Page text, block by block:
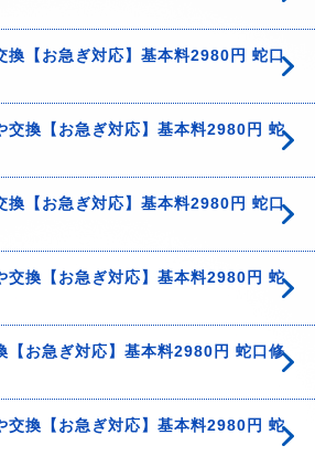
換【お急ぎ対応】基本料2980円 蛇口
交換【お急ぎ対応】基本料2980円 蛇
換【お急ぎ対応】基本料2980円 蛇口
交換【お急ぎ対応】基本料2980円 蛇
【お急ぎ対応】基本料2980円 蛇口修
交換【お急ぎ対応】基本料2980円 蛇